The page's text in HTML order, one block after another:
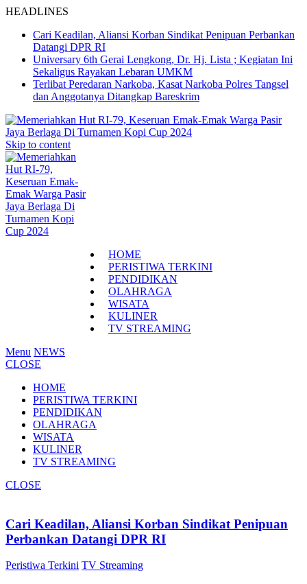
HEADLINES
Cari Keadilan, Aliansi Korban Sindikat Penipuan Perbankan
Datangi DPR RI
Universary 6th Gerai Lengkong, Dr. Hj. Lista ; Kegiatan Ini
Sekaligus Rayakan Lebaran UMKM
Terlibat Peredaran Narkoba, Kasat Narkoba Polres Tangsel
dan Anggotanya Ditangkap Bareskrim
Skip to content
HOME
PERISTIWA TERKINI
PENDIDIKAN
OLAHRAGA
WISATA
KULINER
TV STREAMING
Menu NEWS
CLOSE
HOME
PERISTIWA TERKINI
PENDIDIKAN
OLAHRAGA
WISATA
KULINER
TV STREAMING
CLOSE
Cari Keadilan, Aliansi Korban Sindikat Penipuan
Perbankan Datangi DPR RI
Peristiwa Terkini TV Streaming